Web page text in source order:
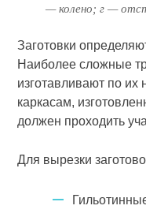
— колено; г —
Заготовки
Наиболее слож­ные
изготавливают по
каркасам,
должен проходить
Для вырезки